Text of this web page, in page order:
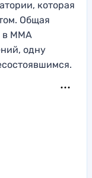
которая
Общая
в ММА
одну